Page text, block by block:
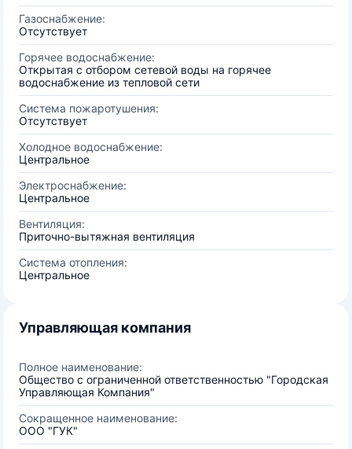
Газоснабжение:
Отсутствует
Горячее водоснабжение:
Открытая с отбором сетевой воды на горячее
водоснабжение из тепловой сети
Система пожаротушения:
Отсутствует
Холодное водоснабжение:
Центральное
Электроснабжение:
Центральное
Вентиляция:
Приточно-вытяжная вентиляция
Система отопления:
Центральное
Управляющая компания
Полное наименование:
Общество с ограниченной ответственностью "Городская
Управляющая Компания"
Сокращенное наименование:
ООО "ГУК"